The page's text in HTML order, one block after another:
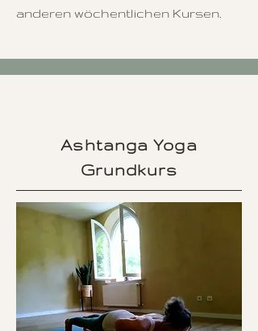
anderen wöchentlichen Kursen.
Ashtanga Yoga
Grundkurs